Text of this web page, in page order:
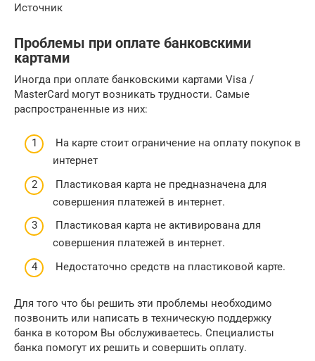
Источник
Проблемы при оплате банковскими
картами
Иногда при оплате банковскими картами Visa /
MasterCard могут возникать трудности. Самые
распространенные из них:
На карте стоит ограничение на оплату покупок в
интернет
Пластиковая карта не предназначена для
совершения платежей в интернет.
Пластиковая карта не активирована для
совершения платежей в интернет.
Недостаточно средств на пластиковой карте.
Для того что бы решить эти проблемы необходимо
позвонить или написать в техническую поддержку
банка в котором Вы обслуживаетесь. Специалисты
банка помогут их решить и совершить оплату.